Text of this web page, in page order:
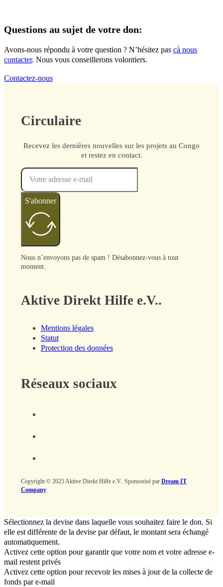
Questions au sujet de votre don:
Avons-nous répondu à votre question ? N’hésitez pas cà nous
contacter. Nous vous conseillerons volontiers.
Contactez-nous
Circulaire
Recevez les dernières nouvelles sur les projets au Congo
et restez en contact.
S'abonner
Nous n’envoyons pas de spam ! Désabonnez-vous à tout
moment.
Aktive Direkt Hilfe e.V..
Mentions légales
Statut
Protection des données
Réseaux sociaux
Copyright © 2025 Aktive Direkt Hilfe e.V.. Sponsorisé par Dream IT
Company
Sélectionnez la devise dans laquelle vous souhaitez faire le don. Si
elle est différente de la devise par défaut, le montant sera échangé
automatiquement.
Activez cette option pour garantir que votre nom et votre adresse e-
mail restent privés
Activez cette option pour recevoir les mises à jour de la collecte de
fonds par e-mail